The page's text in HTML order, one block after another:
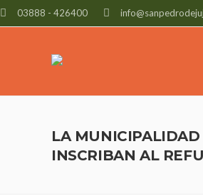
03888 - 426400
LA MUNICIPALIDAD
INSCRIBAN AL